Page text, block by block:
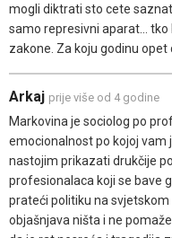
mogli diktrati sto cete
samo represivni aparat...
zakone. Za koju godinu opet
Arkaj prije više od 4 godine
Markovina je sociolog po
emocionalnost po kojoj vam
nastojim prikazati drukčije
profesionalaca koji se bave
prateći politiku na svjetskom
objašnjava ništa i ne